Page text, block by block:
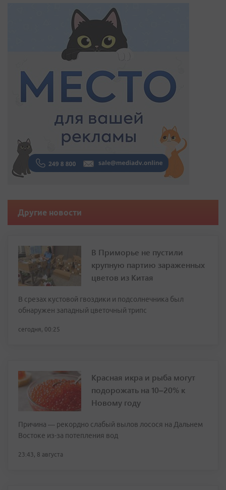
Другие новости
В Приморье не пустили
крупную партию зараженных
цветов из Китая
В срезах кустовой гвоздики и подсолнечника был
обнаружен западный цветочный трипс
сегодня, 00:25
Красная икра и рыба могут
подорожать на 10–20% к
Новому году
Причина — рекордно слабый вылов лосося на Дальнем
Востоке из-за потепления вод
23:43, 8 августа